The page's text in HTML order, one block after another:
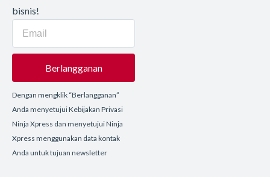
bisnis!
Berlangganan
Dengan mengklik “Berlangganan”
Anda menyetujui Kebijakan Privasi
Ninja Xpress dan menyetujui Ninja
Xpress menggunakan data kontak
Anda untuk tujuan newsletter